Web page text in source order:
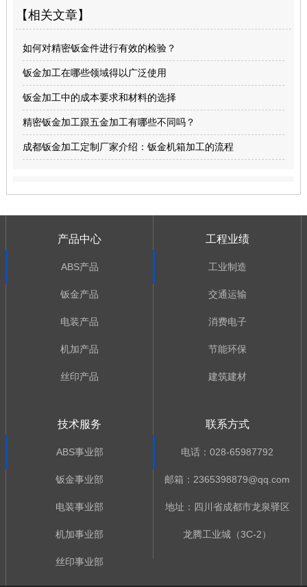
【相关文章】
如何对精密钣金件进行有效的检验？
钣金加工在哪些领域得以广泛使用
钣金加工中的成本要求和材料的选择
精密钣金加工跟五金加工有哪些不同吗？
成都钣金加工定制厂家介绍：钣金机箱加工的流程
产品中心
ABS产品
钣金产品
电装产品
机加产品
丝印产品
工程业绩
工业制造
交通运输
消费电子
节能环保
建筑建材
技术服务
ABS事业部
钣金事业部
电装事业部
机加事业部
丝印事业部
联系方式
电话：028-65987792
邮箱：2365398879@qq.com
地址：四川省成都市龙泉驿区
龙腾工业城（3C-2）